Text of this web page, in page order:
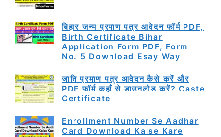
बिहार जन्म प्रमाण पत्र आवेदन फॉर्म PDF,
Birth Certificate Bihar
Application Form PDF, Form
No. 5 Download Esay Way
जाति प्रमाण पत्र आवेदन कैसे करें और
PDF फॉर्म कहाँ से डाउनलोड करें? Caste
Certificate
Enrollment Number Se Aadhar
Card Download Kaise Kare